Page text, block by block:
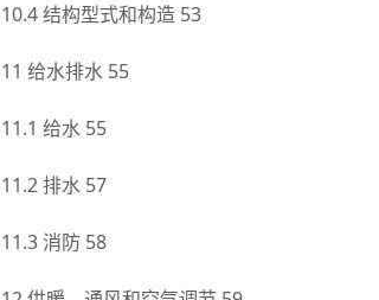
10.4 结构型式和构造 53
11 给水排水 55
11.1 给水 55
11.2 排水 57
11.3 消防 58